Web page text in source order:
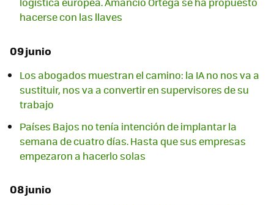
hacerse con las llaves
09 junio
Los abogados muestran el camino: la IA no nos va a
sustituir, nos va a convertir en supervisores de su
trabajo
Países Bajos no tenía intención de implantar la
semana de cuatro días. Hasta que sus empresas
empezaron a hacerlo solas
08 junio